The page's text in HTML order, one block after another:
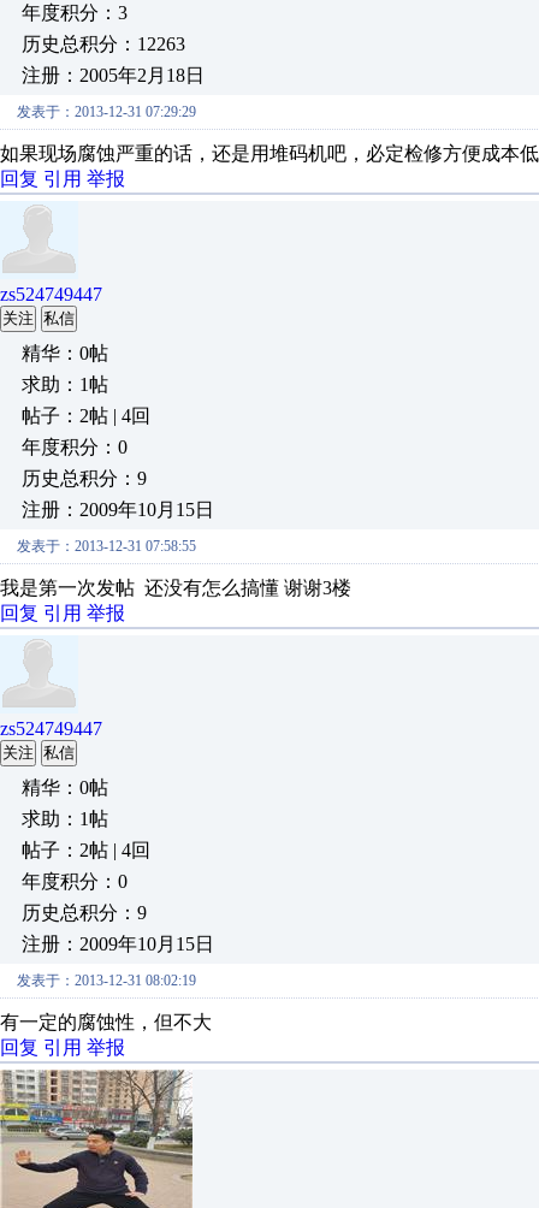
年度积分：3
历史总积分：12263
注册：2005年2月18日
发表于：2013-12-31 07:29:29
如果现场腐蚀严重的话，还是用堆码机吧，必定检修方便成本
回复 引用 举报
zs524749447
关注 私信
精华：0帖
求助：1帖
帖子：2帖 | 4回
年度积分：0
历史总积分：9
注册：2009年10月15日
发表于：2013-12-31 07:58:55
我是第一次发帖 还没有怎么搞懂 谢谢3楼
回复 引用 举报
zs524749447
关注 私信
精华：0帖
求助：1帖
帖子：2帖 | 4回
年度积分：0
历史总积分：9
注册：2009年10月15日
发表于：2013-12-31 08:02:19
有一定的腐蚀性，但不大
回复 引用 举报